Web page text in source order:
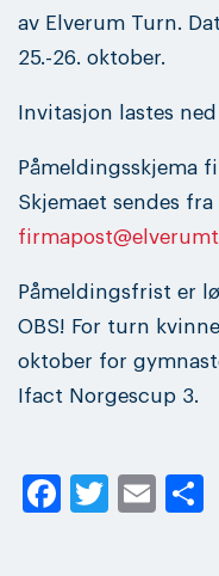
av Elverum Turn.
25.-26. oktober.
Invitasjon lastes
Påmeldingsskjema
Skjemaet sendes
Påmeldingsfrist er
OBS! For turn
oktober for
Ifact Norgescup 3.
Facebook
Twitter